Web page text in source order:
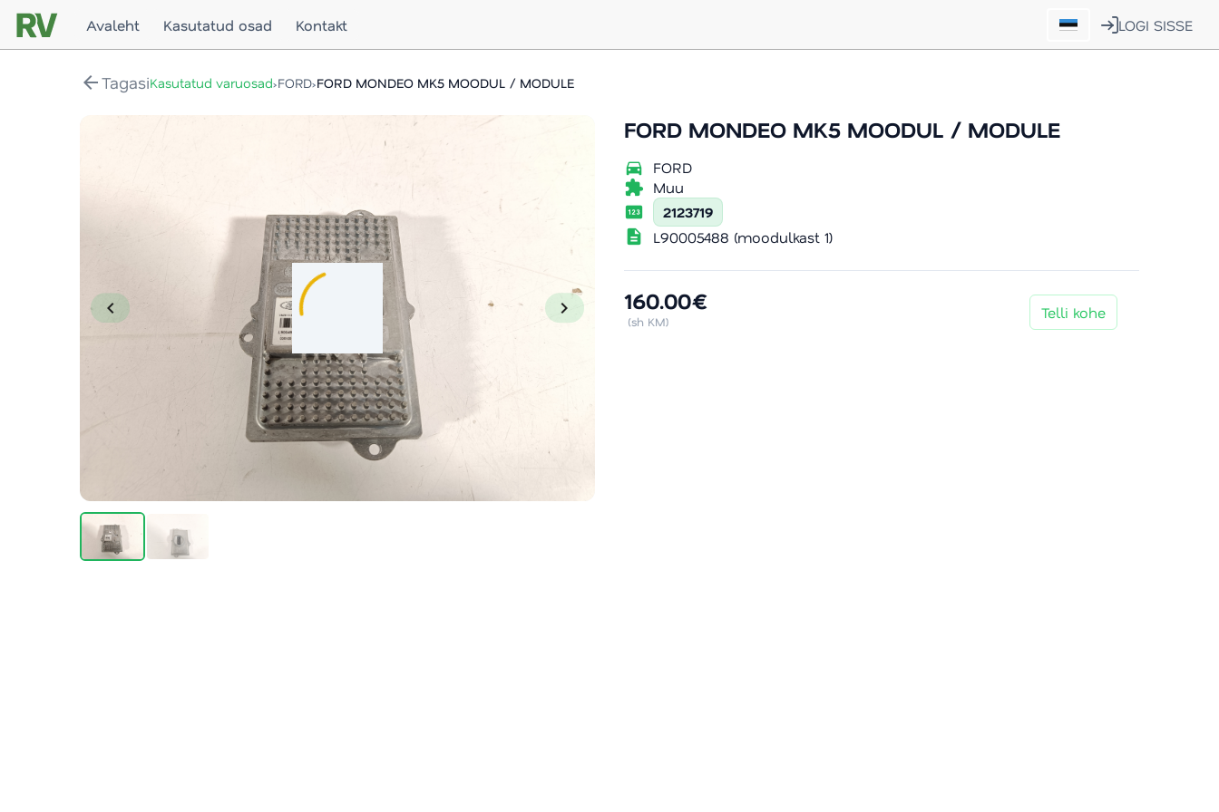
Avaleht Kasutatud osad Kontakt LOGI SISSE
arrow_backTagasiKasutatud varuosad›FORD›FORD MONDEO MK5 MOODUL / MODULE
chevron_left chevron_right
FORD MONDEO MK5 MOODUL / MODULE
directions_car FORD
extension Muu
pin 2123719
description L90005488 (moodulkast 1)
160.00€
(sh KM) Telli kohe